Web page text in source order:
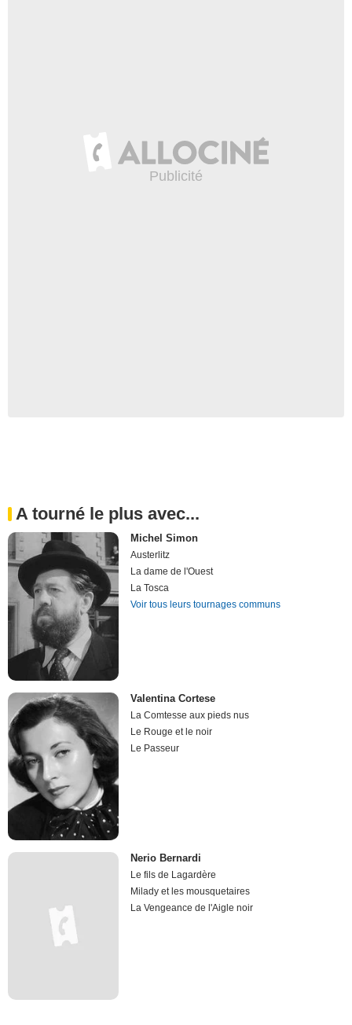
A tourné le plus avec...
Michel Simon
Austerlitz
La dame de l'Ouest
La Tosca
Voir tous leurs tournages communs
Valentina Cortese
La Comtesse aux pieds nus
Le Rouge et le noir
Le Passeur
Nerio Bernardi
Le fils de Lagardère
Milady et les mousquetaires
La Vengeance de l'Aigle noir